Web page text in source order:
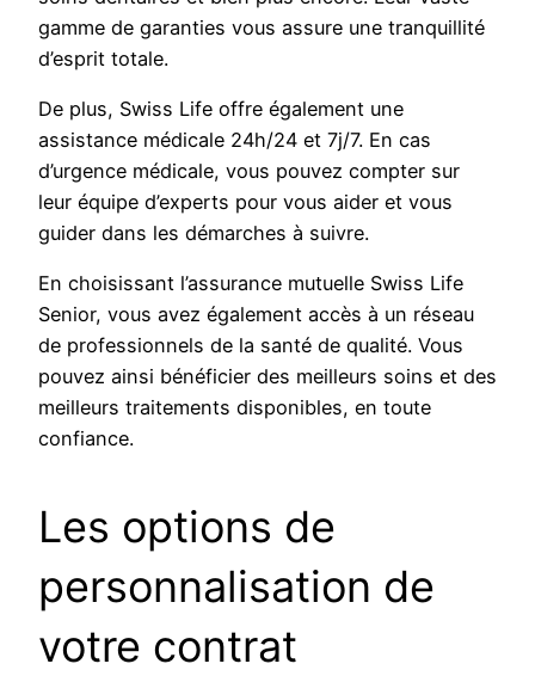
gamme de garanties vous assure une tranquillité
d’esprit totale.
De plus, Swiss Life offre également une
assistance médicale 24h/24 et 7j/7. En cas
d’urgence médicale, vous pouvez compter sur
leur équipe d’experts pour vous aider et vous
guider dans les démarches à suivre.
En choisissant l’assurance mutuelle Swiss Life
Senior, vous avez également accès à un réseau
de professionnels de la santé de qualité. Vous
pouvez ainsi bénéficier des meilleurs soins et des
meilleurs traitements disponibles, en toute
confiance.
Les options de
personnalisation de
votre contrat